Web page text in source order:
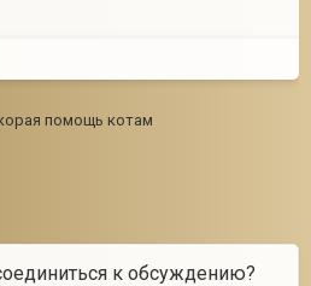
помощь котам
к обсуждению?